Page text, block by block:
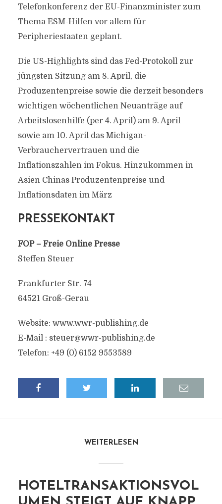
Telefonkonferenz der EU-Finanzminister zum
Thema ESM-Hilfen vor allem für
Peripheriestaaten geplant.
Die US-Highlights sind das Fed-Protokoll zur
jüngsten Sitzung am 8. April, die
Produzentenpreise sowie die derzeit besonders
wichtigen wöchentlichen Neuanträge auf
Arbeitslosenhilfe (per 4. April) am 9. April
sowie am 10. April das Michigan-
Verbrauchervertrauen und die
Inflationszahlen im Fokus. Hinzukommen in
Asien Chinas Produzentenpreise und
Inflationsdaten im März
PRESSEKONTAKT
FOP – Freie Online Presse
Steffen Steuer
Frankfurter Str. 74
64521 Groß-Gerau
Website: www.wwr-publishing.de
E-Mail : steuer@wwr-publishing.de
Telefon: +49 (0) 6152 9553589
WEITERLESEN
HOTELTRANSAKTIONSVOL